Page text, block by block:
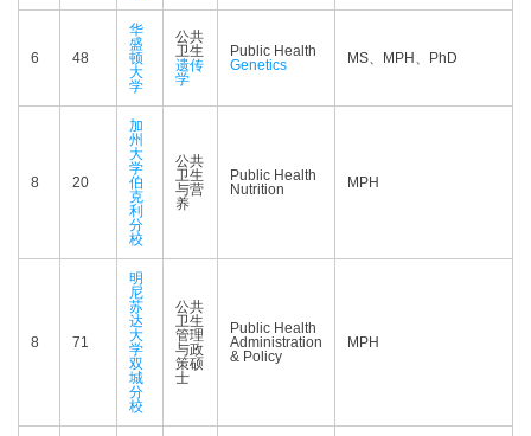
6 48
华
盛
顿
大
学
公共
卫生
遗传
学
Public Health
Genetics
MS、MPH、PhD
8 20
加
州
大
学
伯
克
利
分
校
公共
卫生
与营
养
Public Health
Nutrition
MPH
8 71
明
尼
苏
达
大
学
双
城
分
校
公共
卫生
管理
与政
策硕
士
Public Health
Administration
& Policy
MPH